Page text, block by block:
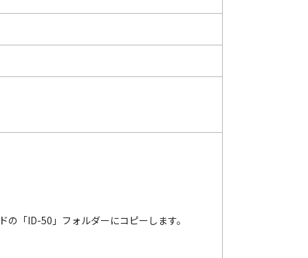
「ID-50」フォルダーにコピーします。